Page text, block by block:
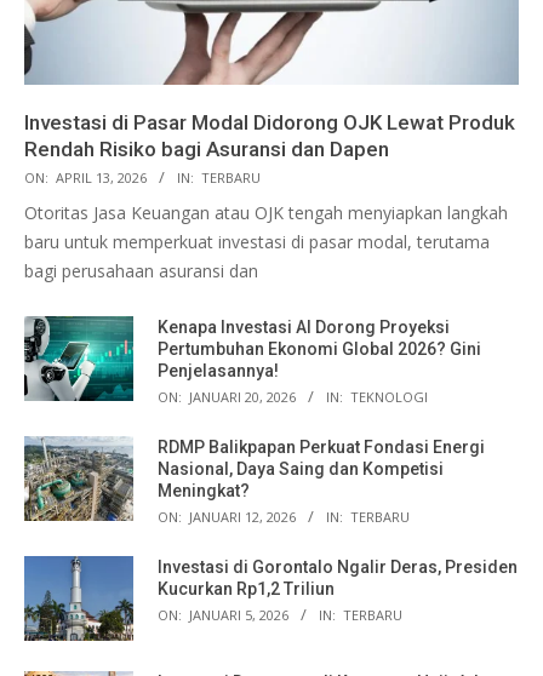
Investasi di Pasar Modal Didorong OJK Lewat Produk
Rendah Risiko bagi Asuransi dan Dapen
ON: APRIL 13, 2026 IN: TERBARU
Otoritas Jasa Keuangan atau OJK tengah menyiapkan langkah
baru untuk memperkuat investasi di pasar modal, terutama
bagi perusahaan asuransi dan
Kenapa Investasi AI Dorong Proyeksi
Pertumbuhan Ekonomi Global 2026? Gini
Penjelasannya!
ON: JANUARI 20, 2026 IN: TEKNOLOGI
RDMP Balikpapan Perkuat Fondasi Energi
Nasional, Daya Saing dan Kompetisi
Meningkat?
ON: JANUARI 12, 2026 IN: TERBARU
Investasi di Gorontalo Ngalir Deras, Presiden
Kucurkan Rp1,2 Triliun
ON: JANUARI 5, 2026 IN: TERBARU